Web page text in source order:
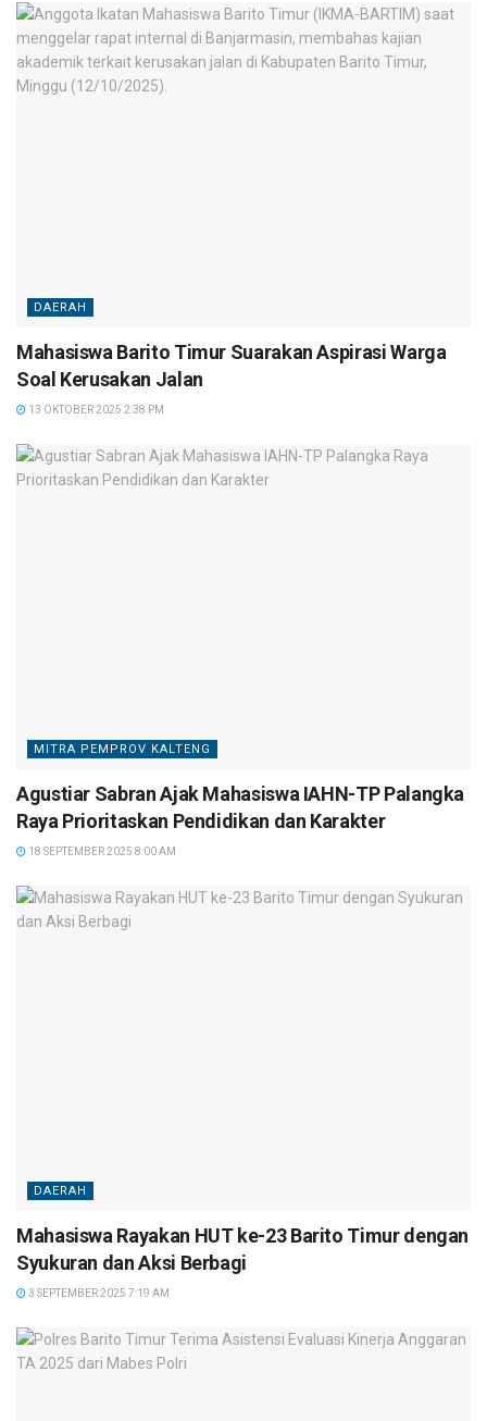
DAERAH
Mahasiswa Barito Timur Suarakan Aspirasi Warga
Soal Kerusakan Jalan
13 OKTOBER 2025 2:38 PM
MITRA PEMPROV KALTENG
Agustiar Sabran Ajak Mahasiswa IAHN-TP Palangka
Raya Prioritaskan Pendidikan dan Karakter
18 SEPTEMBER 2025 8:00 AM
DAERAH
Mahasiswa Rayakan HUT ke-23 Barito Timur dengan
Syukuran dan Aksi Berbagi
3 SEPTEMBER 2025 7:19 AM